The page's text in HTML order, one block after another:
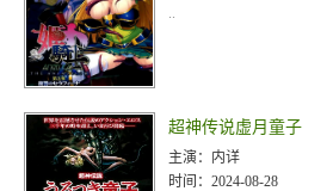
..
超神传说虚月童子
主演：
内详
时间： 2024-08-28